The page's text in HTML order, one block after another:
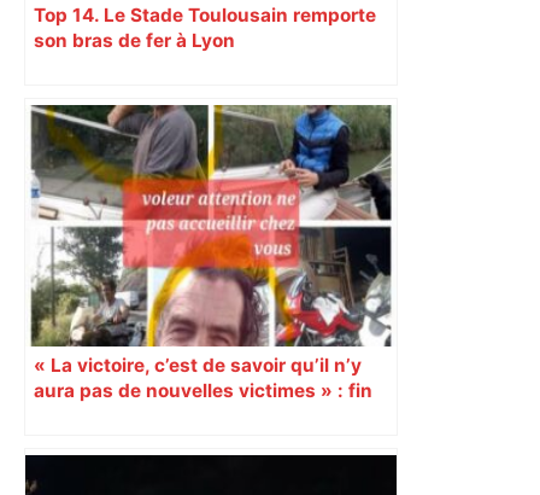
Top 14. Le Stade Toulousain remporte
son bras de fer à Lyon
« La victoire, c’est de savoir qu’il n’y
aura pas de nouvelles victimes » : fin